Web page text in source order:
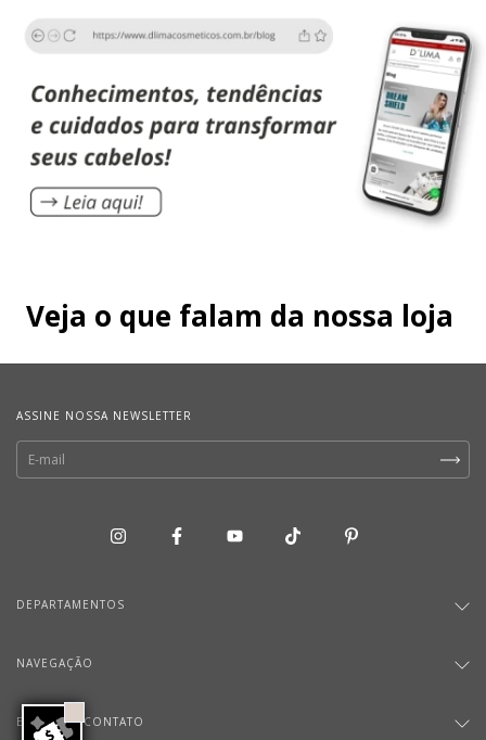
Veja o que falam da nossa loja
ASSINE NOSSA NEWSLETTER
DEPARTAMENTOS
NAVEGAÇÃO
ENTRE EM CONTATO